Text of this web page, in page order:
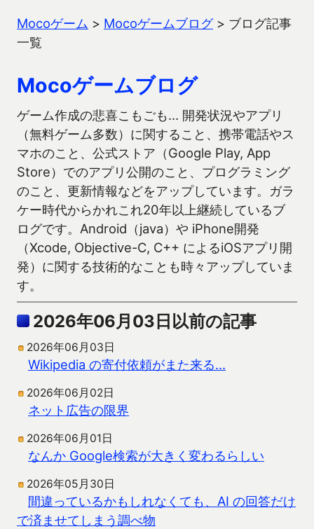
Mocoゲーム > Mocoゲームブログ> ブログ記事
一覧
Mocoゲームブログ
ゲーム作成の悲喜こもごも… 開発状況やアプリ
（無料ゲーム多数）に関すること、携帯電話やス
マホのこと、公式ストア（Google Play, App
Store）でのアプリ公開のこと、プログラミング
のこと、更新情報などをアップしています。ガラ
ケー時代からかれこれ20年以上継続しているブ
ログです。Android（java）や iPhone開発
（Xcode, Objective-C, C++ によるiOSアプリ開
発）に関する技術的なことも時々アップしていま
す。
2026年06月03日以前の記事
2026年06月03日
Wikipedia の寄付依頼がまた来る…
2026年06月02日
ネット広告の限界
2026年06月01日
なんか Google検索が大きく変わるらしい
2026年05月30日
間違っているかもしれなくても、AI の回答だけ
で済ませてしまう調べ物